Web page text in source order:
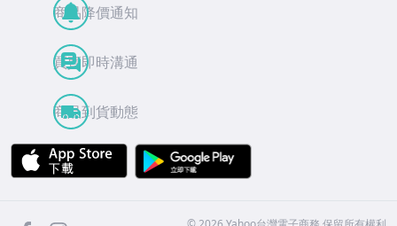
商品降價通知
買賣即時溝通
商品到貨動態
APP Store